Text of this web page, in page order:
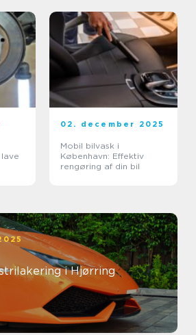
02. december 2025
Mobil bilvask i
København: Effektiv
rengøring af din bil
i Hjørring